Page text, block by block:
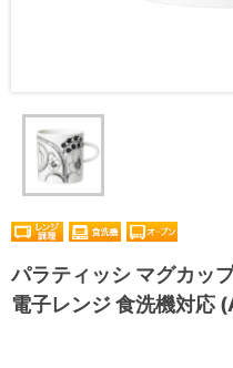
パラティッシ マグカッ
電子レンジ 食洗機対応